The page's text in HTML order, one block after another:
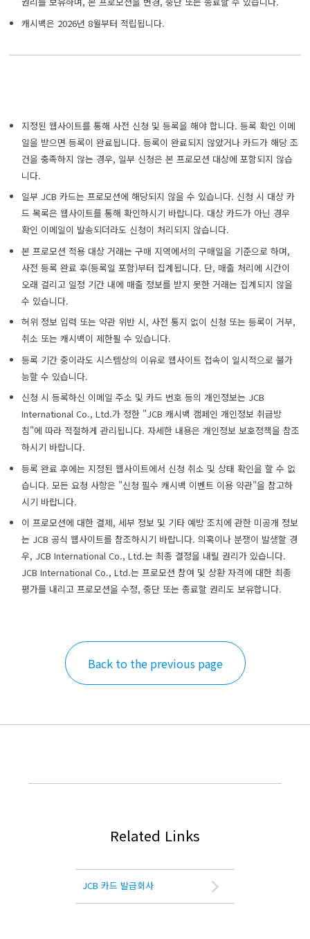
캐시백은 2026년 8월부터 적립됩니다.
지정된 웹사이트를 통해 사전 신청 및 등록을 해야 합니다. 등록 확인 이메
일을 받으면 등록이 완료됩니다. 등록이 완료되지 않았거나 카드가 해당 조
건을 충족하지 않는 경우, 일부 신청은 본 프로모션 대상에 포함되지 않습
니다.
일부 JCB 카드는 프로모션에 해당되지 않을 수 있습니다. 신청 시 대상 카
드 목록은 웹사이트를 통해 확인하시기 바랍니다. 대상 카드가 아닌 경우
확인 이메일이 발송되더라도 신청이 처리되지 않습니다.
본 프로모션 적용 대상 거래는 구매 지역에서의 구매일을 기준으로 하며,
사전 등록 완료 후(등록일 포함)부터 집계됩니다. 단, 매출 처리에 시간이
오래 걸리고 일정 기간 내에 매출 정보를 받지 못한 거래는 집계되지 않을
수 있습니다.
허위 정보 입력 또는 약관 위반 시, 사전 통지 없이 신청 또는 등록이 거부,
취소 또는 캐시백이 제한될 수 있습니다.
등록 기간 중이라도 시스템상의 이유로 웹사이트 접속이 일시적으로 불가
능할 수 있습니다.
신청 시 등록하신 이메일 주소 및 카드 번호 등의 개인정보는 JCB
International Co., Ltd.가 정한 "JCB 캐시백 캠페인 개인정보 취급방
침"에 따라 적절하게 관리됩니다. 자세한 내용은 개인정보 보호정책을 참조
하시기 바랍니다.
등록 완료 후에는 지정된 웹사이트에서 신청 취소 및 상태 확인을 할 수 없
습니다. 모든 요청 사항은 "신청 필수 캐시백 이벤트 이용 약관"을 참고하
시기 바랍니다.
이 프로모션에 대한 결제, 세부 정보 및 기타 예방 조치에 관한 미공개 정보
는 JCB 공식 웹사이트를 참조하시기 바랍니다. 의혹이나 분쟁이 발생할 경
우, JCB International Co., Ltd.는 최종 결정을 내릴 권리가 있습니다.
JCB International Co., Ltd.는 프로모션 참여 및 상환 자격에 대한 최종
평가를 내리고 프로모션을 수정, 중단 또는 종료할 권리도 보유합니다.
Back to the previous page
Related Links
JCB 카드 발급회사